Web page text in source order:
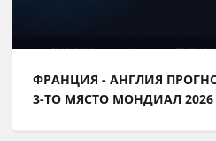
ФРАНЦИЯ - АНГЛИЯ
3-ТО МЯСТО МОНДИАЛ 2026